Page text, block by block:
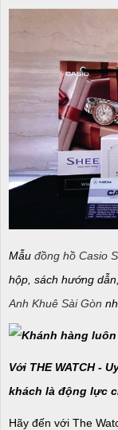
Mẫu đồng hồ Casio
hộp, sách hướng
Anh Khuê Sài Gòn
Với THE WATCH -
khách là động lực
Hãy đến với The